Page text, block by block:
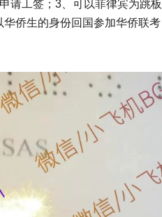
请工签；3、可以菲律宾为跳
侨生的身份回国参加华侨联